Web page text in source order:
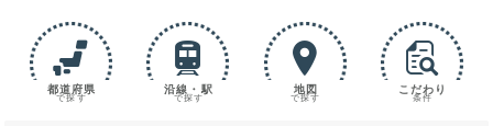
都道府県
で探す
沿線・駅
で探す
地図
で探す
こだわり
条件